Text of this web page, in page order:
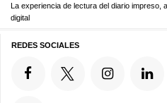
La experiencia de lectura del diario impreso,
digital
REDES SOCIALES